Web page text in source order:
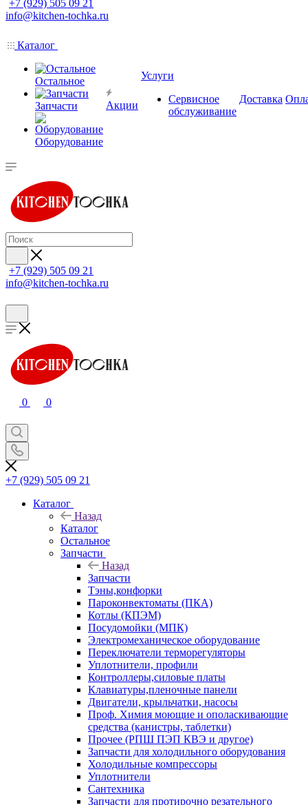
+7 (929) 505 09 21
info@kitchen-tochka.ru
Каталог
Остальное
Запчасти
Оборудование
Акции
Услуги
Сервисное
обслуживание
Доставка
+7 (929) 505 09 21
info@kitchen-tochka.ru
0 0
+7 (929) 505 09 21
Каталог
Назад
Каталог
Остальное
Запчасти
Назад
Запчасти
Тэны,конфорки
Пароконвектоматы (ПКА)
Котлы (КПЭМ)
Посудомойки (МПК)
Электромеханическое оборудование
Переключатели терморегуляторы
Уплотнители, профили
Контроллеры,силовые платы
Клавиатуры,пленочные панели
Двигатели, крыльчатки, насосы
Проф. Химия моющие и ополаскивающие
средства (канистры, таблетки)
Прочее (РПШ ПЭП КВЭ и другое)
Запчасти для холодильного оборудования
Холодильные компрессоры
Уплотнители
Сантехника
Запчасти для протирочно резательного